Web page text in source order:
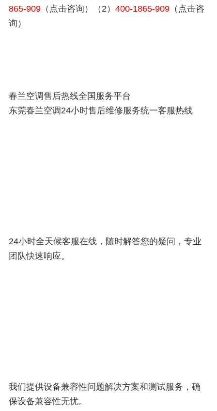
865-909 （点击咨询）（2） 400-1865-909 （点击咨
询）
春兰空调售后热线全国服务平台
东莞春兰空调24小时售后维修服务统一客服热线
24小时全天候客服在线，随时解答您的疑问，专业
团队快速响应。
我们提供设备兼容性问题解决方案和测试服务，确
保设备兼容性无忧。